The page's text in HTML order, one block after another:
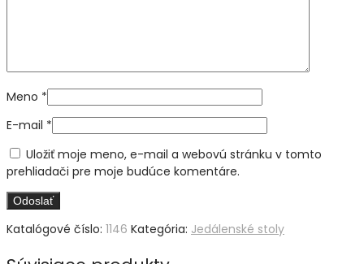
Meno *
E-mail *
Uložiť moje meno, e-mail a webovú stránku v tomto
prehliadači pre moje budúce komentáre.
Katalógové číslo: 1146 Kategória: Jedálenské stoly